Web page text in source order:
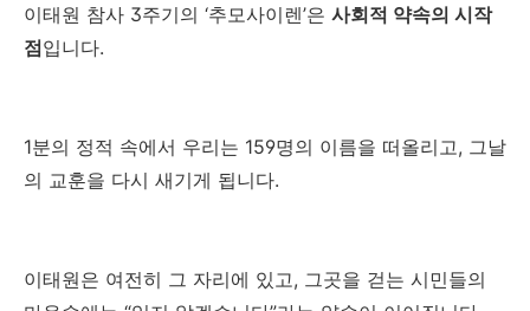
이태원 참사 3주기의 ‘추모사이렌’은 사회적 약속의 시작
점입니다.
1분의 정적 속에서 우리는 159명의 이름을 떠올리고, 그날
의 교훈을 다시 새기게 됩니다.
이태원은 여전히 그 자리에 있고, 그곳을 걷는 시민들의